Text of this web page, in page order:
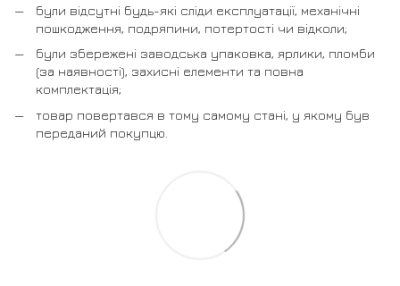
були відсутні будь-які сліди експлуатації, механічні
пошкодження, подряпини, потертості чи відколи;
були збережені заводська упаковка, ярлики, пломби
(за наявності), захисні елементи та повна
комплектація;
товар повертався в тому самому стані, у якому був
переданий покупцю.